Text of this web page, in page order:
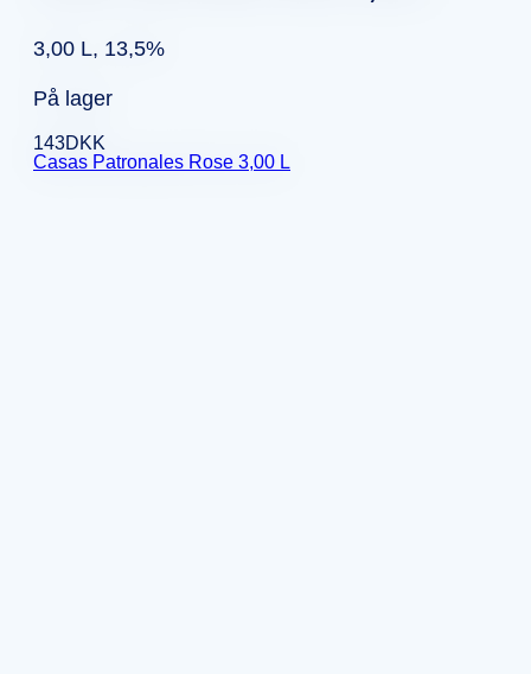
3,00 L, 13,5%
På lager
143DKK
Casas Patronales Rose 3,00 L